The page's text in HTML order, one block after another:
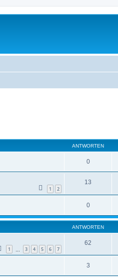
ANTWORTEN
0
1 2
13
0
ANTWORTEN
1 3 4 5 6 7
62
3